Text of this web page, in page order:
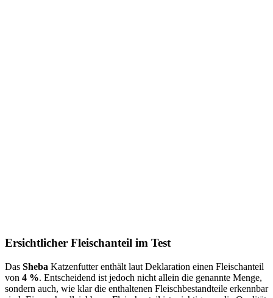
Ersichtlicher Fleischanteil im Test
Das Sheba Katzenfutter enthält laut Deklaration einen Fleischanteil
von 4 %. Entscheidend ist jedoch nicht allein die genannte Menge,
sondern auch, wie klar die enthaltenen Fleischbestandteile erkennbar